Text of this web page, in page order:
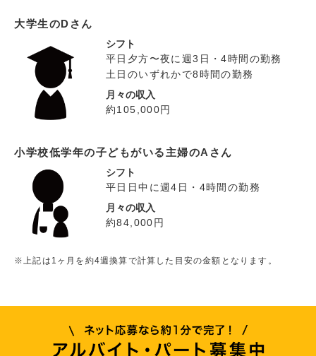
大学生のDさん
シフト
平日夕方〜夜に週3日・4時間の勤務
土日のいずれかで8時間の勤務
月々の収入
約105,000円
小学校低学年の子どもがいる主婦のAさん
シフト
平日日中に週4日・4時間の勤務
月々の収入
約84,000円
※上記は1ヶ月を約4週換算で計算した目安の金額となります。